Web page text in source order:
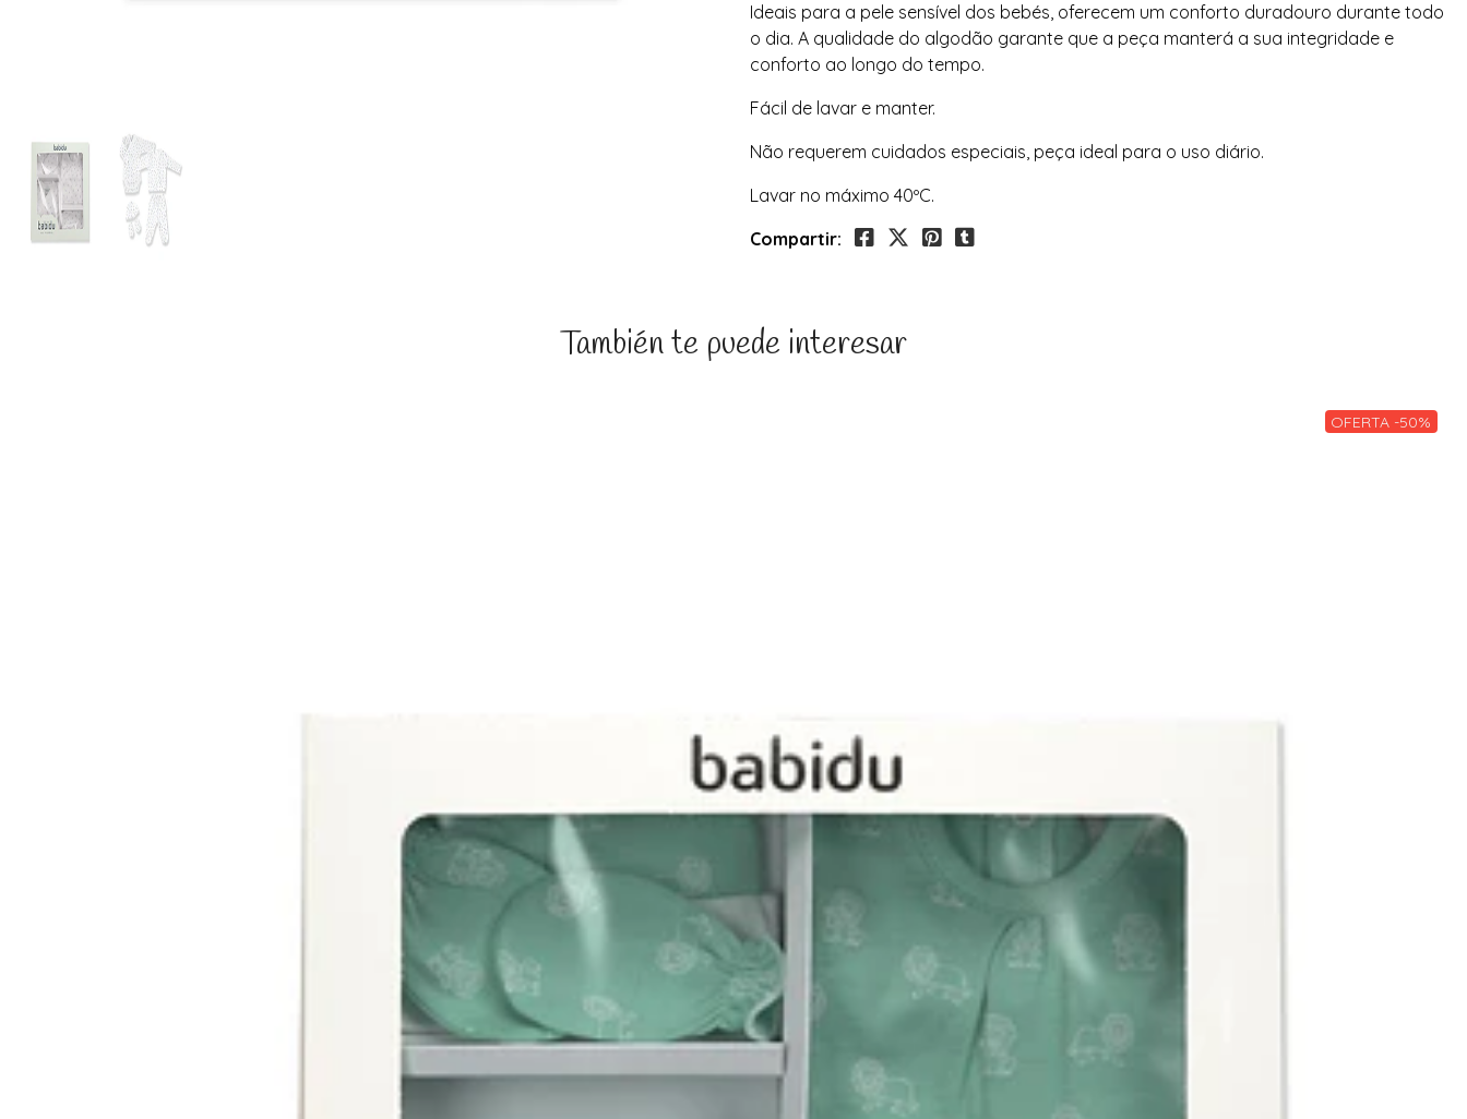
Ideais para a pele sensível dos bebés, oferecem um conforto duradouro durante todo
o dia. A qualidade do algodão garante que a peça manterá a sua integridade e
conforto ao longo do tempo.
Fácil de lavar e manter.
Não requerem cuidados especiais, peça ideal para o uso diário.
Lavar no máximo 40ºC.
Compartir:
También te puede interesar
OFERTA -50%